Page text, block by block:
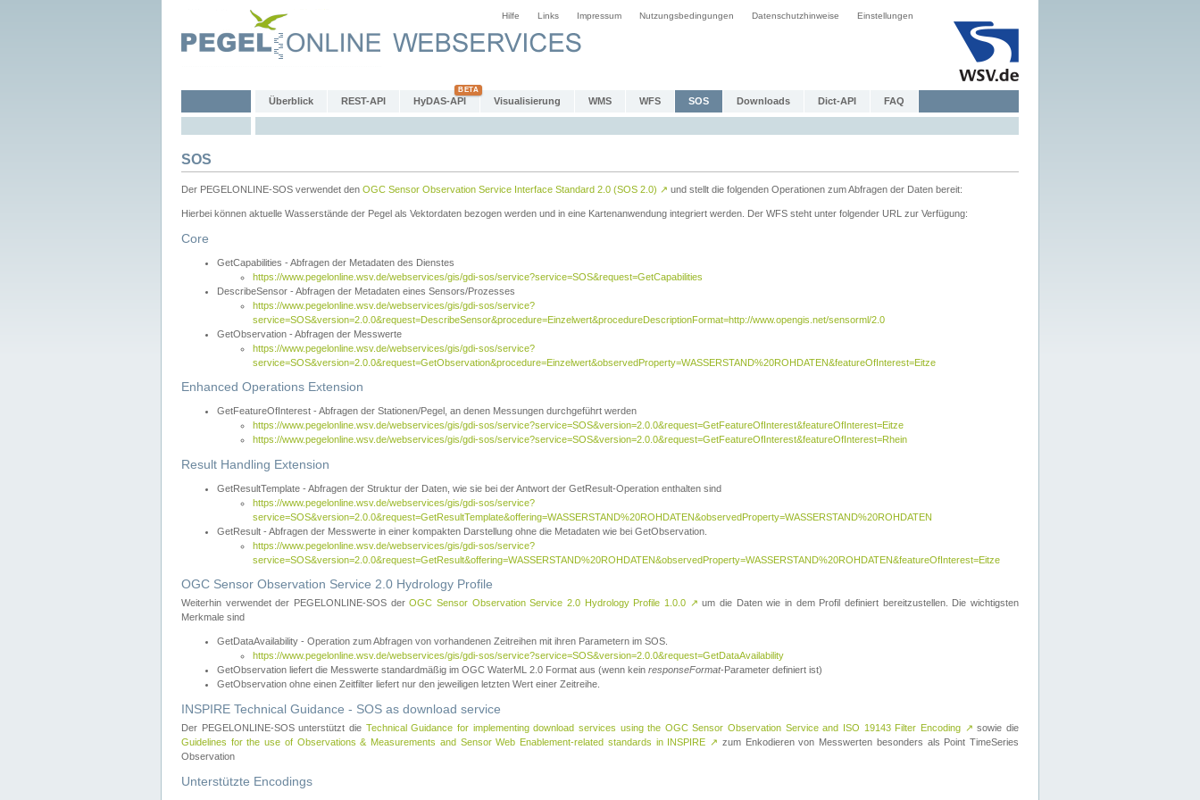
Hilfe Links Impressum Nutzungsbedingungen Datenschutzhinweise Einstellungen
Überblick REST-API HyDAS-API Visualisierung WMS WFS SOS Downloads Dict-API FAQ
SOS
Der PEGELONLINE-SOS verwendet den OGC Sensor Observation Service Interface Standard 2.0 (SOS 2.0) ↗ und stellt die folgenden Operationen zum Abfragen der Daten bereit:
Hierbei können aktuelle Wasserstände der Pegel als Vektordaten bezogen werden und in eine Kartenanwendung integriert werden. Der WFS steht unter folgender URL zur Verfügung:
Core
GetCapabilities - Abfragen der Metadaten des Dienstes
https://www.pegelonline.wsv.de/webservices/gis/gdi-sos/service?service=SOS&request=GetCapabilities
DescribeSensor - Abfragen der Metadaten eines Sensors/Prozesses
https://www.pegelonline.wsv.de/webservices/gis/gdi-sos/service?
service=SOS&version=2.0.0&request=DescribeSensor&procedure=Einzelwert&procedureDescriptionFormat=http://www.opengis.net/sensorml/2.0
GetObservation - Abfragen der Messwerte
https://www.pegelonline.wsv.de/webservices/gis/gdi-sos/service?
service=SOS&version=2.0.0&request=GetObservation&procedure=Einzelwert&observedProperty=WASSERSTAND%20ROHDATEN&featureOfInterest=Eitze
Enhanced Operations Extension
GetFeatureOfInterest - Abfragen der Stationen/Pegel, an denen Messungen durchgeführt werden
https://www.pegelonline.wsv.de/webservices/gis/gdi-sos/service?service=SOS&version=2.0.0&request=GetFeatureOfInterest&featureOfInterest=Eitze
https://www.pegelonline.wsv.de/webservices/gis/gdi-sos/service?service=SOS&version=2.0.0&request=GetFeatureOfInterest&featureOfInterest=Rhein
Result Handling Extension
GetResultTemplate - Abfragen der Struktur der Daten, wie sie bei der Antwort der GetResult-Operation enthalten sind
https://www.pegelonline.wsv.de/webservices/gis/gdi-sos/service?
service=SOS&version=2.0.0&request=GetResultTemplate&offering=WASSERSTAND%20ROHDATEN&observedProperty=WASSERSTAND%20ROHDATEN
GetResult - Abfragen der Messwerte in einer kompakten Darstellung ohne die Metadaten wie bei GetObservation.
https://www.pegelonline.wsv.de/webservices/gis/gdi-sos/service?
service=SOS&version=2.0.0&request=GetResult&offering=WASSERSTAND%20ROHDATEN&observedProperty=WASSERSTAND%20ROHDATEN&featureOfInterest=Eitze
OGC Sensor Observation Service 2.0 Hydrology Profile
Weiterhin verwendet der PEGELONLINE-SOS derOGC Sensor Observation Service 2.0 Hydrology Profile 1.0.0 ↗ um die Daten wie in dem Profil definiert bereitzustellen. Die wichtigsten
Merkmale sind
GetDataAvailability - Operation zum Abfragen von vorhandenen Zeitreihen mit ihren Parametern im SOS.
https://www.pegelonline.wsv.de/webservices/gis/gdi-sos/service?service=SOS&version=2.0.0&request=GetDataAvailability
GetObservation liefert die Messwerte standardmäßig im OGC WaterML 2.0 Format aus (wenn kein responseFormat-Parameter definiert ist)
GetObservation ohne einen Zeitfilter liefert nur den jeweiligen letzten Wert einer Zeitreihe.
INSPIRE Technical Guidance - SOS as download service
Der PEGELONLINE-SOS unterstützt die Technical Guidance for implementing download services using the OGC Sensor Observation Service and ISO 19143 Filter Encoding ↗ sowie die
Guidelines for the use of Observations & Measurements and Sensor Web Enablement-related standards in INSPIRE ↗ zum Enkodieren von Messwerten besonders als Point TimeSeries
Observation
Unterstützte Encodings